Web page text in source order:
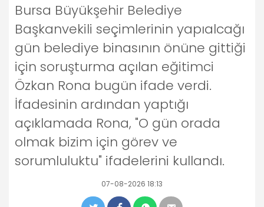
Bursa Büyükşehir Belediye
Başkanvekili seçimlerinin yapıalcağı
gün belediye binasının önüne gittiği
için soruşturma açılan eğitimci
Özkan Rona bugün ifade verdi.
İfadesinin ardından yaptığı
açıklamada Rona, "O gün orada
olmak bizim için görev ve
sorumluluktu" ifadelerini kullandı.
07-08-2026 18:13